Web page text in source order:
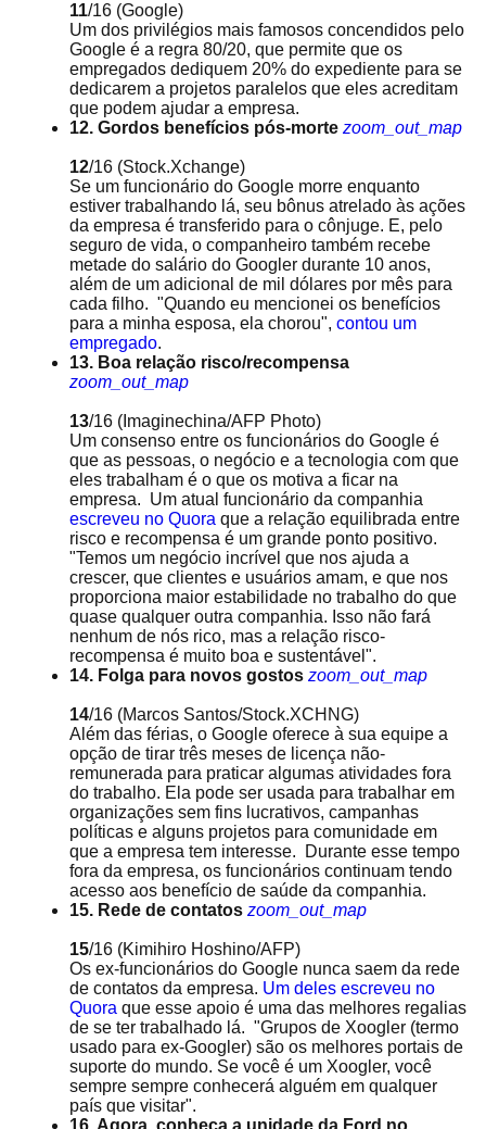
11/16 (Google)
Um dos privilégios mais famosos concendidos pelo
Google é a regra 80/20, que permite que os
empregados dediquem 20% do expediente para se
dedicarem a projetos paralelos que eles acreditam
que podem ajudar a empresa.
12. Gordos benefícios pós-morte zoom_out_map
12/16 (Stock.Xchange)
Se um funcionário do Google morre enquanto
estiver trabalhando lá, seu bônus atrelado às ações
da empresa é transferido para o cônjuge. E, pelo
seguro de vida, o companheiro também recebe
metade do salário do Googler durante 10 anos,
além de um adicional de mil dólares por mês para
cada filho. "Quando eu mencionei os benefícios
para a minha esposa, ela chorou", contou um
empregado.
13. Boa relação risco/recompensa
zoom_out_map
13/16 (Imaginechina/AFP Photo)
Um consenso entre os funcionários do Google é
que as pessoas, o negócio e a tecnologia com que
eles trabalham é o que os motiva a ficar na
empresa. Um atual funcionário da companhia
escreveu no Quora que a relação equilibrada entre
risco e recompensa é um grande ponto positivo.
"Temos um negócio incrível que nos ajuda a
crescer, que clientes e usuários amam, e que nos
proporciona maior estabilidade no trabalho do que
quase qualquer outra companhia. Isso não fará
nenhum de nós rico, mas a relação risco-
recompensa é muito boa e sustentável".
14. Folga para novos gostos zoom_out_map
14/16 (Marcos Santos/Stock.XCHNG)
Além das férias, o Google oferece à sua equipe a
opção de tirar três meses de licença não-
remunerada para praticar algumas atividades fora
do trabalho. Ela pode ser usada para trabalhar em
organizações sem fins lucrativos, campanhas
políticas e alguns projetos para comunidade em
que a empresa tem interesse. Durante esse tempo
fora da empresa, os funcionários continuam tendo
acesso aos benefício de saúde da companhia.
15. Rede de contatos zoom_out_map
15/16 (Kimihiro Hoshino/AFP)
Os ex-funcionários do Google nunca saem da rede
de contatos da empresa. Um deles escreveu no
Quora que esse apoio é uma das melhores regalias
de se ter trabalhado lá. "Grupos de Xoogler (termo
usado para ex-Googler) são os melhores portais de
suporte do mundo. Se você é um Xoogler, você
sempre sempre conhecerá alguém em qualquer
país que visitar".
16. Agora, conheça a unidade da Ford no